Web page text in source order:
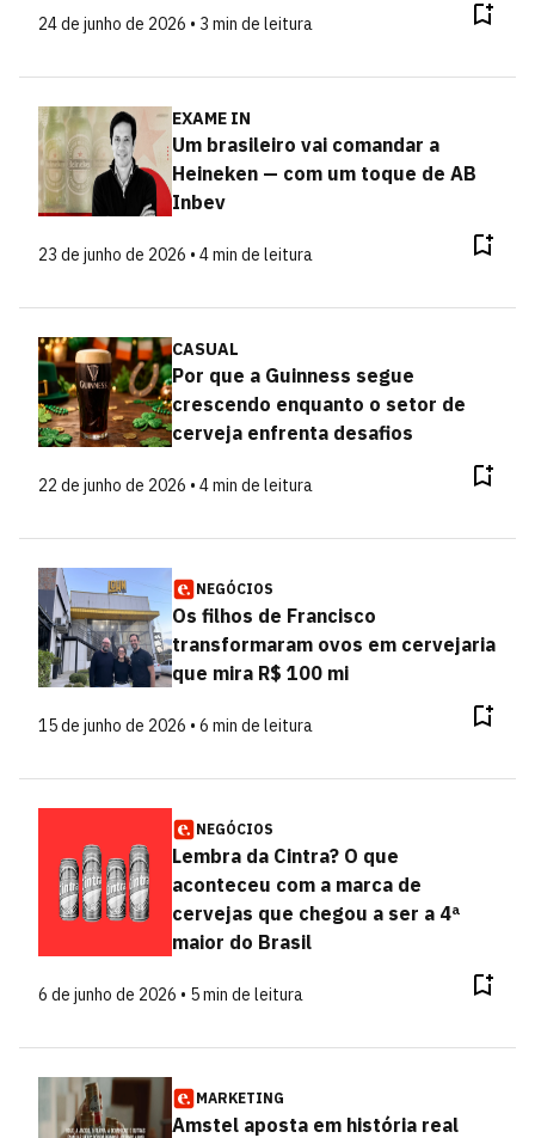
24 de junho de 2026 • 3 min de leitura
EXAME IN
Um brasileiro vai comandar a
Heineken — com um toque de AB
Inbev
23 de junho de 2026 • 4 min de leitura
CASUAL
Por que a Guinness segue
crescendo enquanto o setor de
cerveja enfrenta desafios
22 de junho de 2026 • 4 min de leitura
NEGÓCIOS
Os filhos de Francisco
transformaram ovos em cervejaria
que mira R$ 100 mi
15 de junho de 2026 • 6 min de leitura
NEGÓCIOS
Lembra da Cintra? O que
aconteceu com a marca de
cervejas que chegou a ser a 4ª
maior do Brasil
6 de junho de 2026 • 5 min de leitura
MARKETING
Amstel aposta em história real